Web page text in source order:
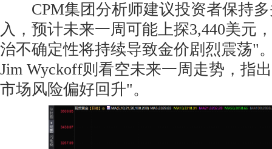
CPM集团分析师建议投资者保持多
入，预计未来一周可能上探3,440美元
治不确定性将持续导致金价剧烈震荡"
Jim Wyckoff则看空未来一周走势，指
市场风险偏好回升"。